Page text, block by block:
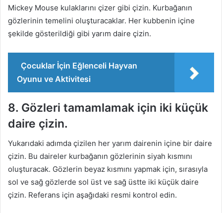
Mickey Mouse kulaklarını çizer gibi çizin. Kurbağanın
gözlerinin temelini oluşturacaklar. Her kubbenin içine
şekilde gösterildiği gibi yarım daire çizin.
Çocuklar İçin Eğlenceli Hayvan
Oyunu ve Aktivitesi
8. Gözleri tamamlamak için iki küçük
daire çizin.
Yukarıdaki adımda çizilen her yarım dairenin içine bir daire
çizin. Bu daireler kurbağanın gözlerinin siyah kısmını
oluşturacak. Gözlerin beyaz kısmını yapmak için, sırasıyla
sol ve sağ gözlerde sol üst ve sağ üstte iki küçük daire
çizin. Referans için aşağıdaki resmi kontrol edin.